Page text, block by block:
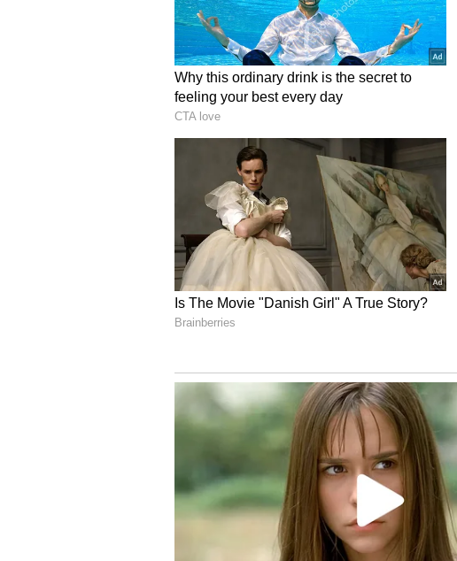
ఉద్యోగం చేస్తున్న విమలతో ఆయనకు పరిచయం
విమలను వివాహం చేసుకున్నారు. ఆ తర్వాత
పీపుల్స్ వార్ గ్రూప్ మద్దతుదారుగా సుదీర్ఘ కాలం
గ్రూప్ ఔట్‌ఫిట్ సాంస్కృతిక విభాగం)
ఉన్నారు. తన పాటలతో ప్రజలలో ఉద్యమ స్ఫూర్తిని
సమాజంలో పరిస్థితులపై తనదైన శైలిలో గళం
ఆయన పాట ఉండేది.
Also Read:25 ఏళ్లకు పైగా శరీరంలో బుల్లెట్‌తోనే
ఇదే ఆయన పేరుగా మారింది. గోచీ పెట్టి, గొంగడి
పాడుతూ నృత్యం చేస్తుంటే శివుడి విశ్వరూపంలా
దూలిపారు. తెలంగాణ ఉద్యమంలో కూడా కీలక
మా భూమి చిత్రంలో బండెనక బండికట్టి పాట
కారంచేడు దళితుల హత్యలపై గద్దర్ అవిశ్రాంత
పీపుల్స్ వార్ గ్రూప్ ఔట్‌ఫిట్ సాంస్కృతిక విభాగం)
వ్యతిరేకంగా బలంగా గళం విప్పారు. 1997లో